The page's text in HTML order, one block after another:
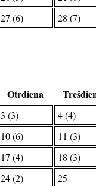
27 (6) 28 (7)
Otrdiena
3 (3)
4 (4)
10 (6)
11 (3)
17 (4)
18 (3)
24 (2)
25